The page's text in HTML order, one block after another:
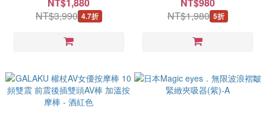
充電式
NT$1,880
NT$3,990 4.7折
NT$980
NT$1,980 5折